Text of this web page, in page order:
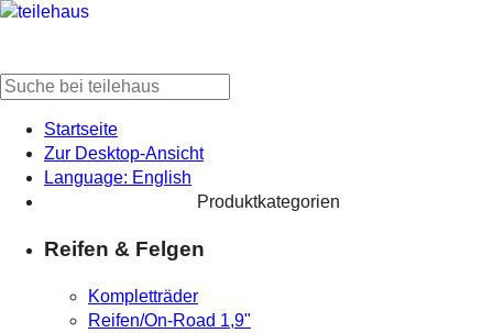
Startseite
Zur Desktop-Ansicht
Language: English
Produktkategorien
Reifen & Felgen
Kompletträder
Reifen/On-Road 1,9"